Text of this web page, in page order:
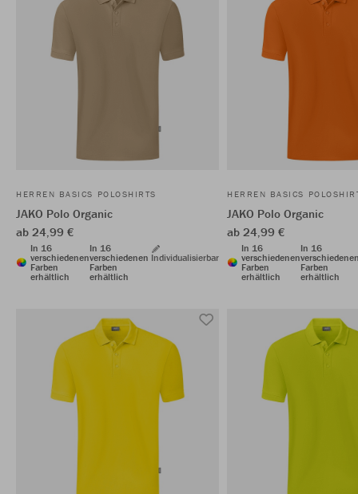
HERREN BASICS POLOSHIRTS
JAKO Polo Organic
ab 24,99 €
In 16
verschiedenen
Farben
erhältlich
In 16
verschiedenen
Farben
erhältlich
Individualisierbar
HERREN BASICS
JAKO Polo Organic
ab 24,99 €
In 16
verschiedenen
Farben
erhältlich
In 16
Farben
erhältlich